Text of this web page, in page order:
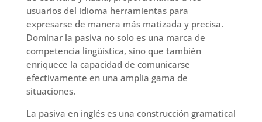
usuarios del idioma herramientas para
expresarse de manera más matizada y precisa.
Dominar la pasiva no solo es una marca de
competencia lingüística, sino que también
enriquece la capacidad de comunicarse
efectivamente en una amplia gama de
situaciones.
La pasiva en inglés es una construcción gramatical